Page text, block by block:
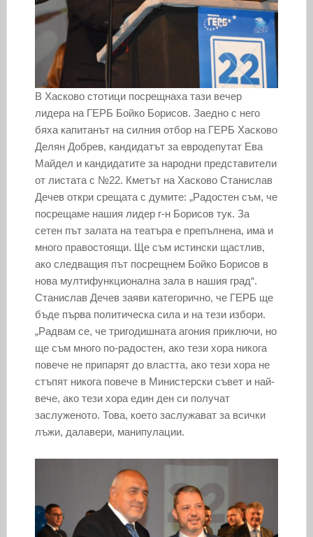
В Хасково стотици посрещнаха тази вечер
лидера на ГЕРБ Бойко Борисов. Заедно с него
бяха капитанът на силния отбор на ГЕРБ Хасково
Делян Добрев, кандидатът за евродепутат Ева
Майдел и кандидатите за народни представители
от листата с №22. Кметът на Хасково Станислав
Дечев откри срещата с думите: „Радостен съм, че
посрещаме нашия лидер г-н Борисов тук. За
сетен път залата на театъра е препълнена, има и
много правостоящи. Ще съм истински щастлив,
ако следващия път посрещнем Бойко Борисов в
нова мултифункционална зала в нашия град“.
Станислав Дечев заяви категорично, че ГЕРБ ще
бъде първа политическа сила и на тези избори.
„Радвам се, че тригодишната агония приключи, но
ще съм много по-радостен, ако тези хора никога
повече не припарят до властта, ако тези хора не
стъпят никога повече в Министерски съвет и най-
вече, ако тези хора един ден си получат
заслуженото. Това, което заслужават за всички
лъжи, далавери, манипулации.